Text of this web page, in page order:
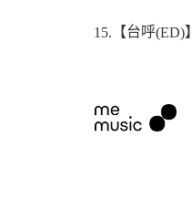
15. 【台呼(ED)】